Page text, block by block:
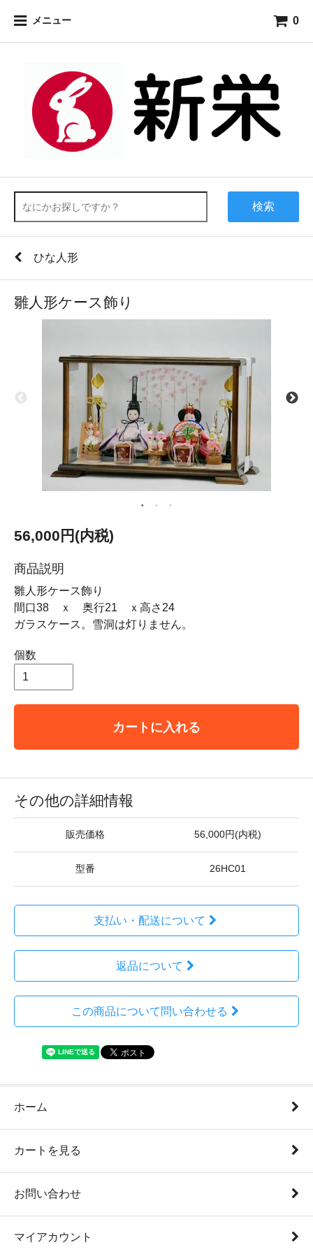
メニュー 0
検索
ひな人形
雛人形ケース飾り
56,000円(内税)
商品説明
雛人形ケース飾り
間口38 ｘ 奥行21 ｘ高さ24
ガラスケース。雪洞は灯りません。
個数
カートに入れる
その他の詳細情報
販売価格 56,000円(内税)
型番 26HC01
支払い・配送について
返品について
この商品について問い合わせる
ホーム
カートを見る
お問い合わせ
マイアカウント